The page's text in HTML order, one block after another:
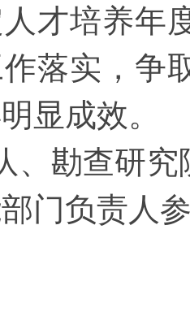
人才培养
落实，争
显成效。
、勘查研
门负责人